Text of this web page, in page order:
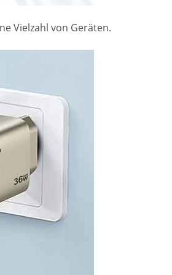
Vielzahl von Geräten.